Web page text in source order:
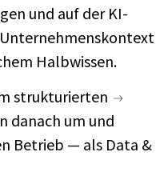
und auf der KI-
Halbwissen.
strukturierten
danach um und
Betrieb — als Data &